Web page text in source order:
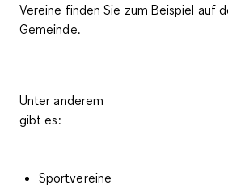
Vereine finden Sie zum Beispiel auf
Gemeinde.
Unter anderem
gibt es:
Sportvereine